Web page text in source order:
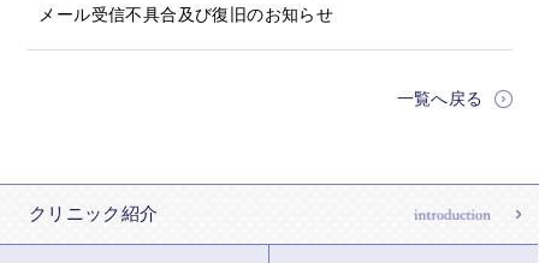
メール受信不具合及び復旧のお知らせ
一覧へ戻る
クリニック紹介